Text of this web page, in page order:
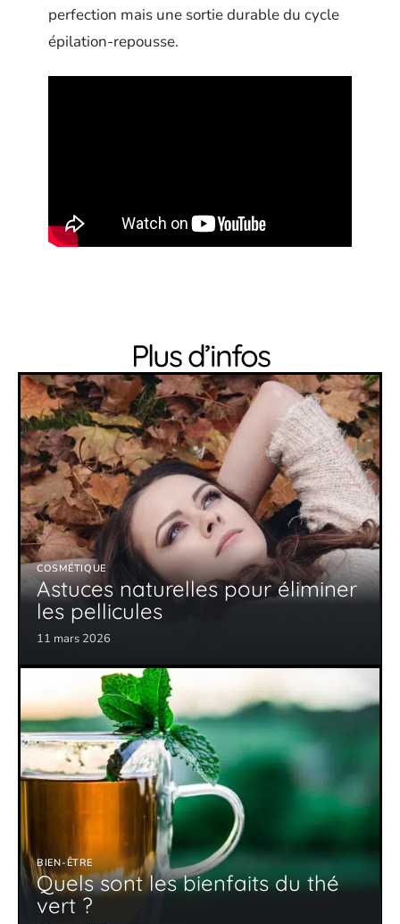
perfection mais une sortie durable du cycle
épilation-repousse.
Plus d’infos
COSMÉTIQUE
Astuces naturelles pour éliminer
les pellicules
11 mars 2026
BIEN-ÊTRE
Quels sont les bienfaits du thé
vert ?